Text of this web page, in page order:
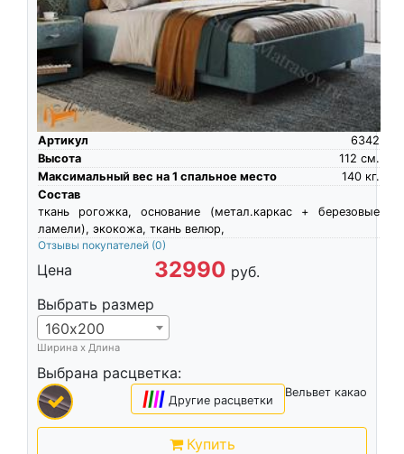
Артикул
6342
Высота
см.
112
Максимальный вес на 1 спальное место
кг.
140
Состав
ткань рогожка, основание (метал.каркас + березовые
ламели), экокожа, ткань велюр,
Отзывы покупателей (0)
Цена 32990 руб.
Выбрать размер
160х200
Ширина х Длина
Выбрана расцветка:
Вельвет какао
|||| Другие расцветки
Купить